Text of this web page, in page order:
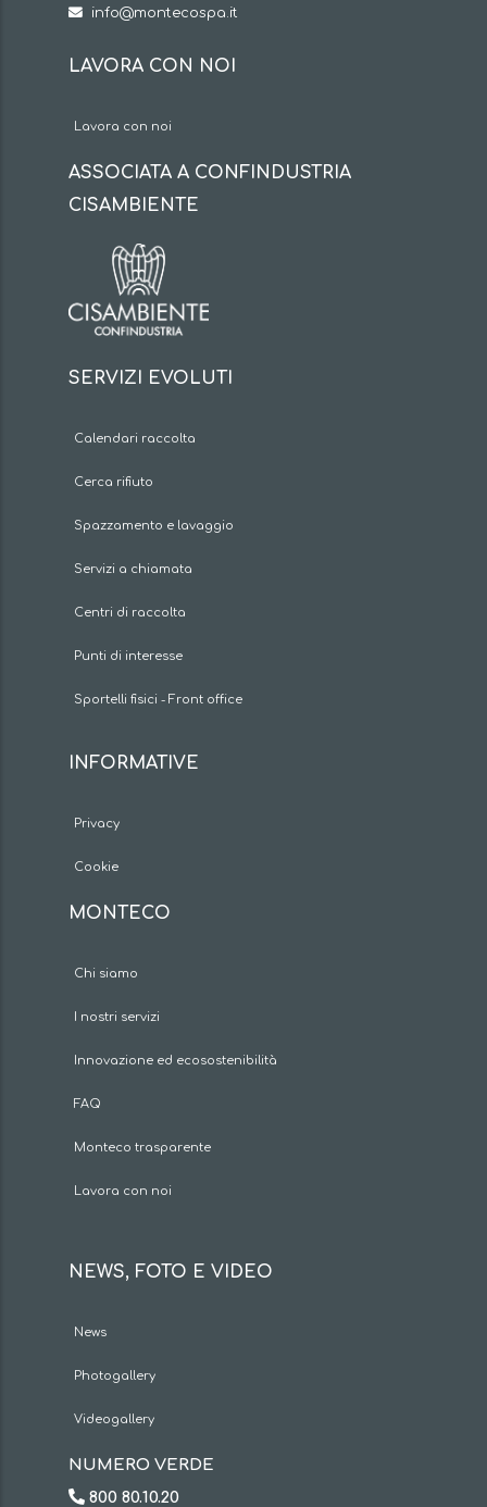
info@montecospa.it
LAVORA CON NOI
Lavora con noi
ASSOCIATA A CONFINDUSTRIA
CISAMBIENTE
SERVIZI EVOLUTI
Calendari raccolta
Cerca rifiuto
Spazzamento e lavaggio
Servizi a chiamata
Centri di raccolta
Punti di interesse
Sportelli fisici - Front office
INFORMATIVE
Privacy
Cookie
MONTECO
Chi siamo
I nostri servizi
Innovazione ed ecosostenibilità
FAQ
Monteco trasparente
Lavora con noi
NEWS, FOTO E VIDEO
News
Photogallery
Videogallery
NUMERO VERDE
800 80.10.20